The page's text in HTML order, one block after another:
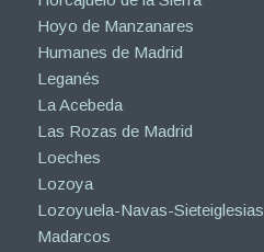
Hoyo de Manzanares
Humanes de Madrid
Leganés
La Acebeda
Las Rozas de Madrid
Loeches
Lozoya
Lozoyuela-Navas-Sieteiglesias
Madarcos